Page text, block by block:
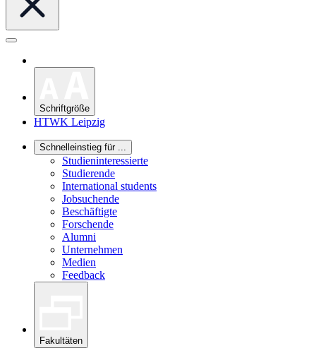
Schriftgröße
HTWK Leipzig
Schnelleinstieg für ...
Studieninteressierte
Studierende
International students
Jobsuchende
Beschäftigte
Forschende
Alumni
Unternehmen
Medien
Feedback
Fakultäten